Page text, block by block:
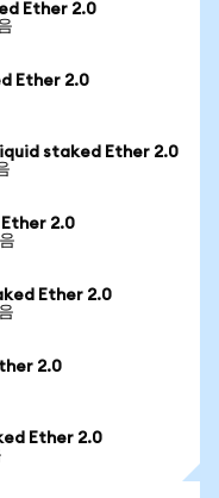
Ether 2.0
Ether 2.0
staked Ether 2.0
2.0
Ether 2.0
2.0
Ether 2.0